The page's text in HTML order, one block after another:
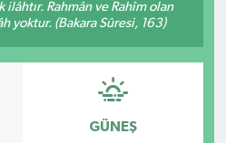
ilâhtır. Rahmân ve Rahîm olan
yoktur. (Bakara Sûresi, 163)
GÜNEŞ